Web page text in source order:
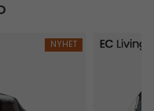
NYHET Skarvan 6